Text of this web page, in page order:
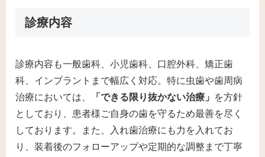
診療内容
診療内容も一般歯科、小児歯科、口腔外科、矯正歯
科、インプラントまで幅広く対応。特に虫歯や歯周病
治療においては、
「できる限り抜かない治療」
を方針
としており、患者様ご自身の歯を守るため最善を尽く
しております。また、入れ歯治療にも力を入れてお
り、装着後のフォローアップや定期的な調整まで丁寧